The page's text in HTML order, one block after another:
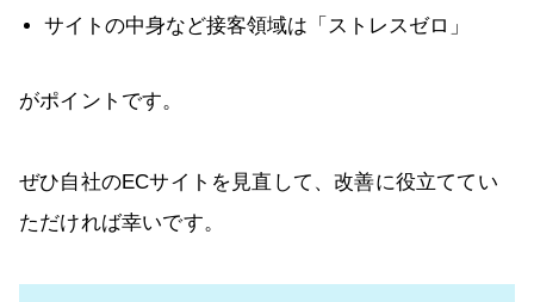
サイトの中身など接客領域は「ストレスゼロ」
がポイントです。
ぜひ自社のECサイトを見直して、改善に役立ててい
ただければ幸いです。